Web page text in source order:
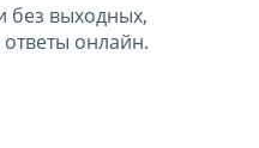
без выходных,
онлайн.